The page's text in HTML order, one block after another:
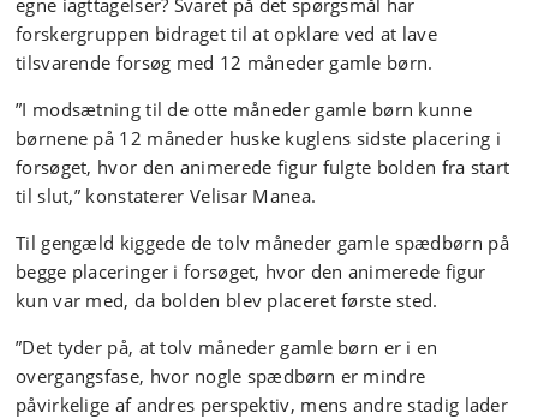
egne iagttagelser? Svaret på det spørgsmål har
forskergruppen bidraget til at opklare ved at lave
tilsvarende forsøg med 12 måneder gamle børn.
”I modsætning til de otte måneder gamle børn kunne
børnene på 12 måneder huske kuglens sidste placering i
forsøget, hvor den animerede figur fulgte bolden fra start
til slut,” konstaterer Velisar Manea.
Til gengæld kiggede de tolv måneder gamle spædbørn på
begge placeringer i forsøget, hvor den animerede figur
kun var med, da bolden blev placeret første sted.
”Det tyder på, at tolv måneder gamle børn er i en
overgangsfase, hvor nogle spædbørn er mindre
påvirkelige af andres perspektiv, mens andre stadig lader